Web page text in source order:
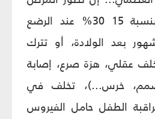
قد يؤدي للموت بنسبة 15 30% عند الرضع
بعد الولادة، أو تترك
عقلي، هزة صرع، إصابة
خرس...)، تخلف في
الطفل حامل الفيروس